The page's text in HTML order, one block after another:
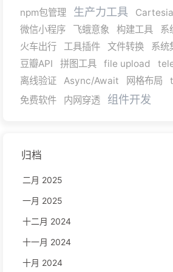
npm包管理
生产力工具
微信小程序
飞蛾意象 构建工具 系
火车出行
工具插件 文件转换 系统
豆瓣API
拼图工具 file upload
离线验证
Async/Await 网格布局
免费软件
内网穿透 组件开发
归档
二月 2025
一月 2025
十二月 2024
十一月 2024
十月 2024